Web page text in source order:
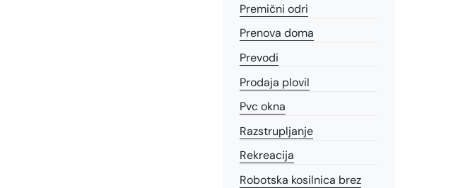
Premični odri
Prenova doma
Prevodi
Prodaja plovil
Pvc okna
Razstrupljanje
Rekreacija
Robotska kosilnica brez